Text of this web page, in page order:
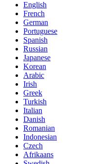
English
French
German
Portuguese
Spanish
Russian
Japanese
Korean
Arabic
Irish
Greek
Turkish
Italian
Danish
Romanian
Indonesian
Czech
Afrikaans